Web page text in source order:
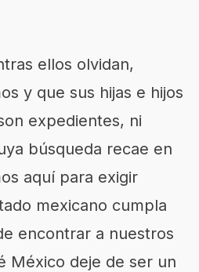
ellos olvidan,
y que sus hijas e hijos
expedientes, ni
búsqueda recae en
aquí para exigir
mexicano cumpla
encontrar a nuestros
México deje de ser un